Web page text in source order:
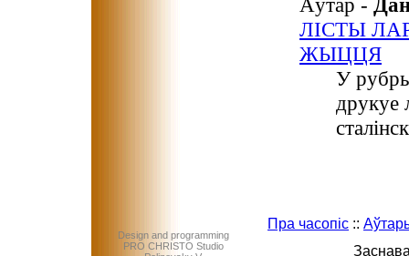
ЛІСТЫ
ЖЫЦЦЯ
У
друкуе
Design and programming
PRO CHRISTO Studio
Пра часопіс ::